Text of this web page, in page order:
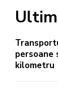
persoane
kilometru